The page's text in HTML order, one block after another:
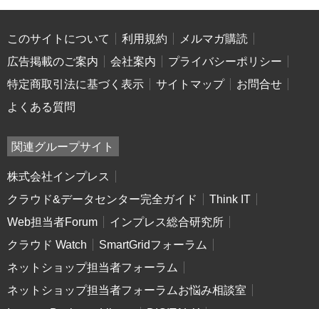
このサイトについて 利用規約
メルマガ購読
広告掲載のご案内
会社案内
プライバシーポリシー
特定商取引法に基づく表示
サイトマップ
お問合せ
よくある質問
関連グループサイト
株式会社インプレス
クラウド&データセンター完全ガイド
Think IT
Web担当者Forum
インプレス総合研究所
クラウド Watch
SmartGridフォーラム
ネットショップ担当者フォーラム
ネットショップ担当者フォーラムお悩み相談室